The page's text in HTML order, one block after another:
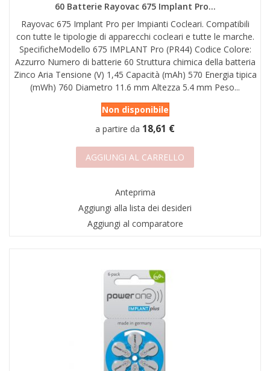
60 Batterie Rayovac 675 Implant Pro...
Rayovac 675 Implant Pro per Impianti Cocleari. Compatibili
con tutte le tipologie di apparecchi cocleari e tutte le marche.
SpecificheModello 675 IMPLANT Pro (PR44) Codice Colore:
Azzurro Numero di batterie 60 Struttura chimica della batteria
Zinco Aria Tensione (V) 1,45 Capacità (mAh) 570 Energia tipica
(mWh) 760 Diametro 11.6 mm Altezza 5.4 mm Peso...
Non disponibile
a partire da 18,61 €
AGGIUNGI AL CARRELLO
Anteprima
Aggiungi alla lista dei desideri
Aggiungi al comparatore